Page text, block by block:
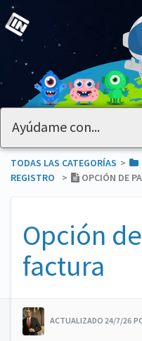
TODAS LAS CATEGORÍAS ​>​
REGISTRO
​>​ OPCIÓN DE
Opción
factura
ACTUALIZADO 24/7/26